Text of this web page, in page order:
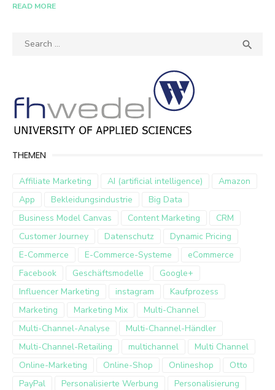
READ MORE
Search

THEMEN
Affiliate Marketing AI (artificial intelligence)
Amazon
App
Bekleidungsindustrie
Big Data
Business Model Canvas
Content Marketing
CRM
Customer Journey
Datenschutz
Dynamic Pricing
E-Commerce
E-Commerce-Systeme
eCommerce
Facebook
Geschäftsmodelle
Google+
Influencer Marketing
instagram
Kaufprozess
Marketing
Marketing Mix
Multi-Channel
Multi-Channel-Analyse
Multi-Channel-Händler
Multi-Channel-Retailing
multichannel
Multi Channel
Online-Marketing
Online-Shop Onlineshop
Otto
PayPal
Personalisierte Werbung
Personalisierung